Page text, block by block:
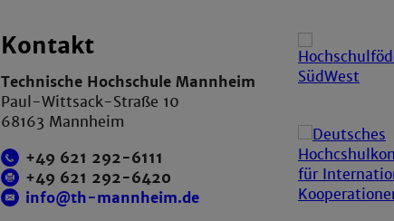
Kontakt
Technische Hochschule Mannheim
Paul-Wittsack-Straße 10
68163 Mannheim
+49 621 292-6111
+49 621 292-6420
info@th-mannheim.de